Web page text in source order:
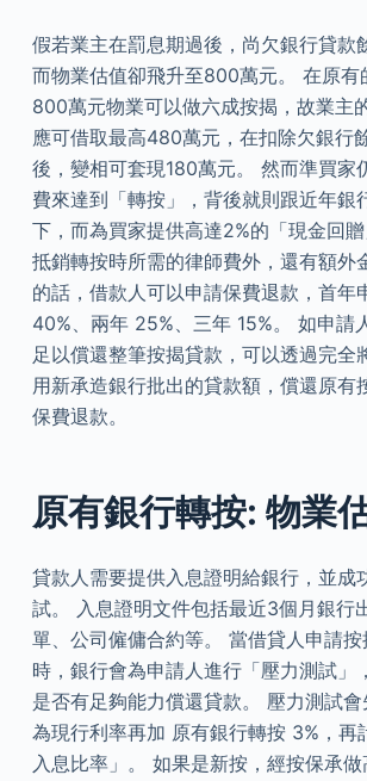
假若業主在罰息期過後，尚欠銀行貸款
而物業估值卻飛升至800萬元。 在原有
800萬元物業可以做六成按揭，故業主
應可借取最高480萬元，在扣除欠銀行
後，變相可套現180萬元。 然而準買家
費來達到「轉按」，背後就則跟近年銀
下，而為買家提供高達2%的「現金回
抵銷轉按時所需的律師費外，還有額外
的話，借款人可以申請保費退款，首年
40%、兩年 25%、三年 15%。 如申請
足以償還整筆按揭貸款，可以透過完全
用新承造銀行批出的貸款額，償還原有
保費退款。
原有銀行轉按: 物業
貸款人需要提供入息證明給銀行，並成
試。 入息證明文件包括最近3個月銀行
單、公司僱傭合約等。 當借貸人申請
時，銀行會為申請人進行「壓力測試」
是否有足夠能力償還貸款。 壓力測試
為現行利率再加 原有銀行轉按 3%，再
入息比率」。 如果是新按，經按保承